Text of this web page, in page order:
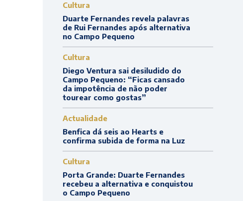
Cultura
Duarte Fernandes revela palavras
de Rui Fernandes após alternativa
no Campo Pequeno
Cultura
Diego Ventura sai desiludido do
Campo Pequeno: “Ficas cansado
da impotência de não poder
tourear como gostas”
Actualidade
Benfica dá seis ao Hearts e
confirma subida de forma na Luz
Cultura
Porta Grande: Duarte Fernandes
recebeu a alternativa e conquistou
o Campo Pequeno